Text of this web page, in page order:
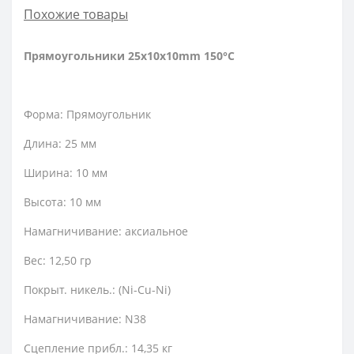
Похожие товары
Прямоугольники 25x10x10mm 150°C
Форма: Прямоугольник
Длина: 25 мм
Ширина: 10 мм
Высота: 10 мм
Намагничивание: аксиальное
Вес: 12,50 гр
Покрыт. никель.: (Ni-Cu-Ni)
Намагничивание: N38
Сцепление прибл.: 14,35 кг